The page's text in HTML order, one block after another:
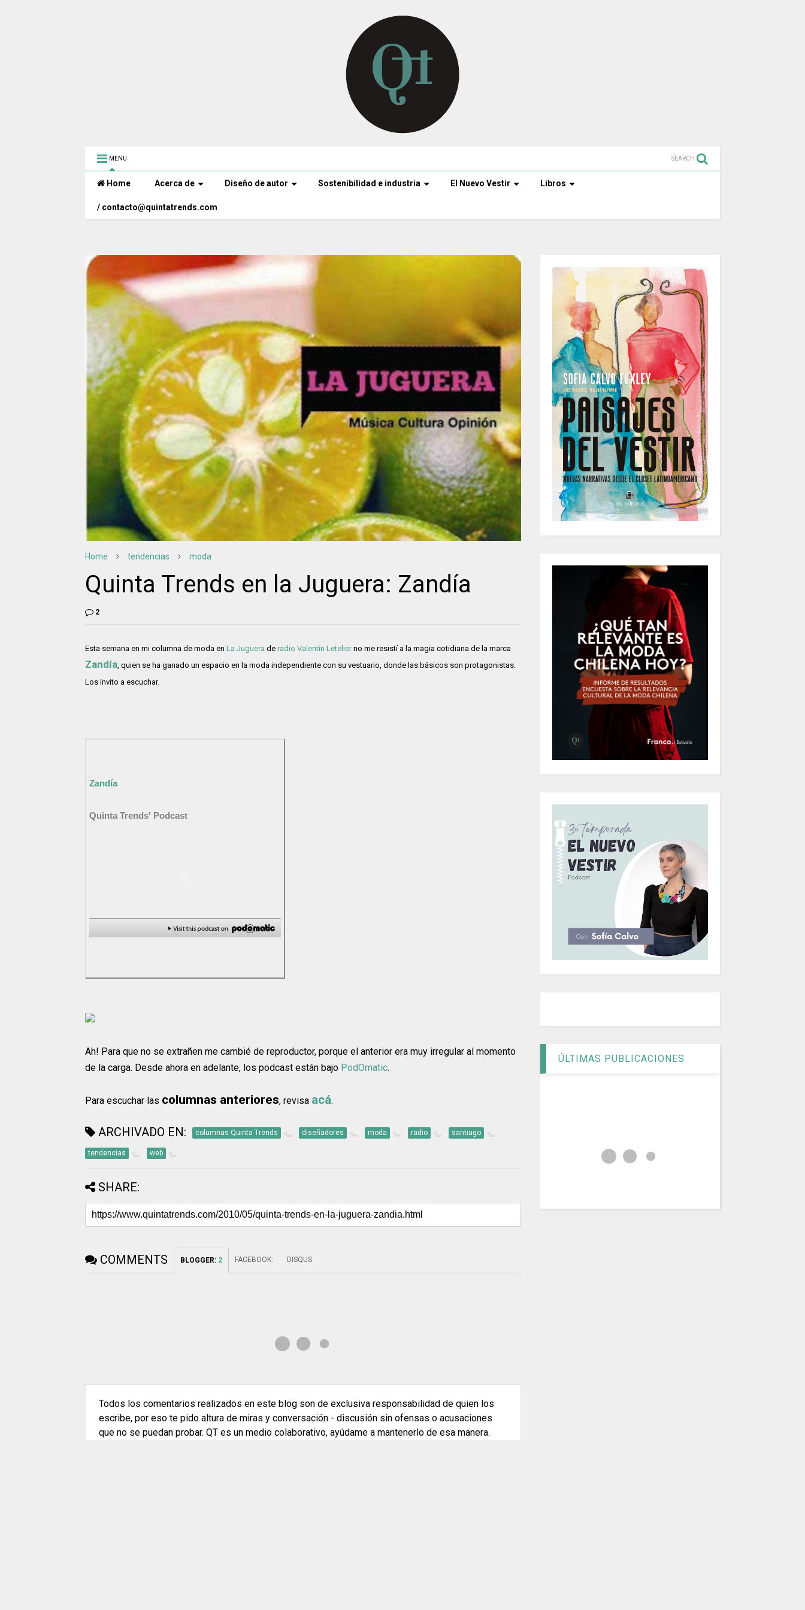
MENU SEARCH
Home Acerca de Diseño de autor Sostenibilidad e industria El Nuevo Vestir Libros
/ contacto@quintatrends.com
Home tendencias moda
Quinta Trends en la Juguera: Zandía
2
Esta semana en mi columna de moda en La Juguera de radio Valentín Letelierno me resistí a la magia cotidiana de la marca
Zandía , quien se ha ganado un espacio en la moda independiente con su vestuario, donde las básicos son protagonistas.
Los invito a escuchar.
Zandía
Quinta Trends' Podcast
Ah! Para que no se extrañen me cambié de reproductor, porque el anterior era muy irregular al momento
de la carga. Desde ahora en adelante, los podcast están bajo PodOmatic.
Para escuchar las columnas anteriores, revisa acá.
ARCHIVADO EN: columnas Quinta Trends diseñadores moda radio santiago
tendencias web
SHARE:
COMMENTS BLOGGER: 2 FACEBOOK: DISQUS
Todos los comentarios realizados en este blog son de exclusiva responsabilidad de quien los
escribe, por eso te pido altura de miras y conversación - discusión sin ofensas o acusaciones
que no se puedan probar. QT es un medio colaborativo, ayúdame a mantenerlo de esa manera.
ÚLTIMAS PUBLICACIONES